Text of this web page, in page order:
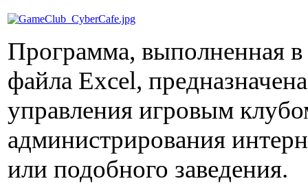
Программа, выполненная в
файла Excel,
управления игровым
администрирования
или подобного заведения.